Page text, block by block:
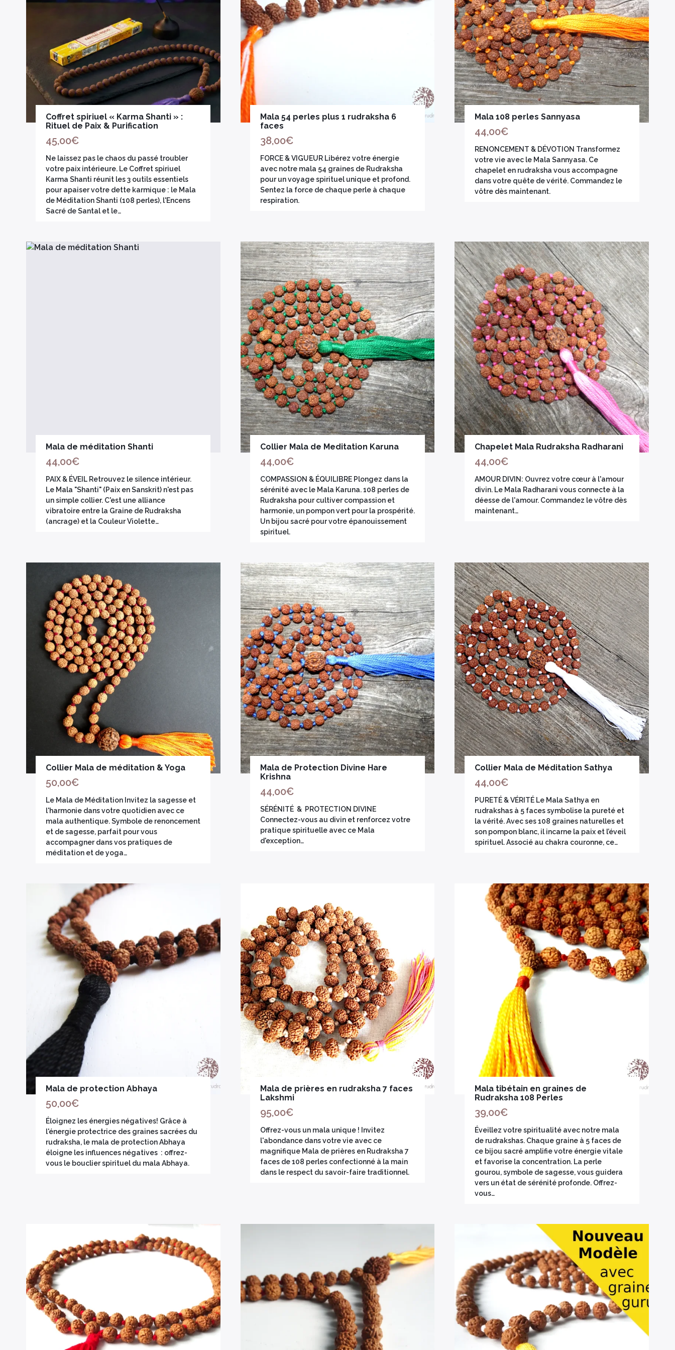
Coffret spiriuel « Karma Shanti » :
Rituel de Paix & Purification
45,00€
Ne laissez pas le chaos du passé troubler
votre paix intérieure. Le Coffret spiriuel
Karma Shanti réunit les 3 outils essentiels
pour apaiser votre dette karmique : le Mala
de Méditation Shanti (108 perles), l'Encens
Sacré de Santal et le…
Mala 54 perles plus 1 rudraksha 6
faces
38,00€
FORCE & VIGUEUR Libérez votre énergie
avec notre mala 54 graines de Rudraksha
pour un voyage spirituel unique et profond.
Sentez la force de chaque perle à chaque
respiration.
Mala 108 perles Sannyasa
44,00€
RENONCEMENT & DÉVOTION Transformez
votre vie avec le Mala Sannyasa. Ce
chapelet en rudraksha vous accompagne
dans votre quête de vérité. Commandez le
vôtre dès maintenant.
Mala de méditation Shanti
44,00€
PAIX & ÉVEIL Retrouvez le silence intérieur.
Le Mala "Shanti" (Paix en Sanskrit) n'est pas
un simple collier. C'est une alliance
vibratoire entre la Graine de Rudraksha
(ancrage) et la Couleur Violette…
Collier Mala de Meditation Karuna
44,00€
COMPASSION & ÉQUILIBRE Plongez dans la
sérénité avec le Mala Karuna. 108 perles de
Rudraksha pour cultiver compassion et
harmonie, un pompon vert pour la prospérité.
Un bijou sacré pour votre épanouissement
spirituel.
Chapelet Mala Rudraksha Radharani
44,00€
AMOUR DIVIN: Ouvrez votre cœur à l'amour
divin. Le Mala Radharani vous connecte à la
déesse de l'amour. Commandez le vôtre dès
maintenant…
Collier Mala de méditation & Yoga
50,00€
Le Mala de Méditation Invitez la sagesse et
l'harmonie dans votre quotidien avec ce
mala authentique. Symbole de renoncement
et de sagesse, parfait pour vous
accompagner dans vos pratiques de
méditation et de yoga…
Mala de Protection Divine Hare
Krishna
44,00€
SÉRÉNITÉ & PROTECTION DIVINE
Connectez-vous au divin et renforcez votre
pratique spirituelle avec ce Mala
d'exception…
Collier Mala de Méditation Sathya
44,00€
PURETÉ & VÉRITÉ Le Mala Sathya en
rudrakshas à 5 faces symbolise la pureté et
la vérité. Avec ses 108 graines naturelles et
son pompon blanc, il incarne la paix et l’éveil
spirituel. Associé au chakra couronne, ce…
Mala de protection Abhaya
50,00€
Éloignez les énergies négatives! Grâce à
l'énergie protectrice des graines sacrées du
rudraksha, le mala de protection Abhaya
éloigne les influences négatives : offrez-
vous le bouclier spirituel du mala Abhaya.
Mala de prières en rudraksha 7 faces
Lakshmi
95,00€
Offrez-vous un mala unique ! Invitez
l'abondance dans votre vie avec ce
magnifique Mala de prières en Rudraksha 7
faces de 108 perles confectionné à la main
dans le respect du savoir-faire traditionnel.
Mala tibétain en graines de
Rudraksha 108 Perles
39,00€
Éveillez votre spiritualité avec notre mala
de rudrakshas. Chaque graine à 5 faces de
ce bijou sacré amplifie votre énergie vitale
et favorise la concentration. La perle
gourou, symbole de sagesse, vous guidera
vers un état de sérénité profonde. Offrez-
vous…